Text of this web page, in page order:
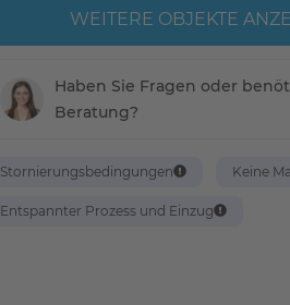
WEITERE OBJEKTE
Haben Sie Fragen oder
Beratung?
Stornierungsbedingungen Keine
Entspannter Prozess und Einzug